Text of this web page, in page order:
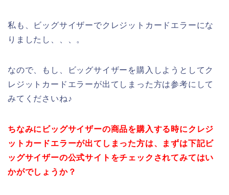
私も、ビッグサイザーでクレジットカードエラーにな
りましたし、、、。
なので、もし、ビッグサイザーを購入しようとしてク
レジットカードエラーが出てしまった方は参考にして
みてくださいね♪
ちなみにビッグサイザーの商品を購入する時にクレジ
ットカードエラーが出てしまった方は、まずは下記ビ
ッグサイザーの公式サイトをチェックされてみてはい
かがでしょうか？